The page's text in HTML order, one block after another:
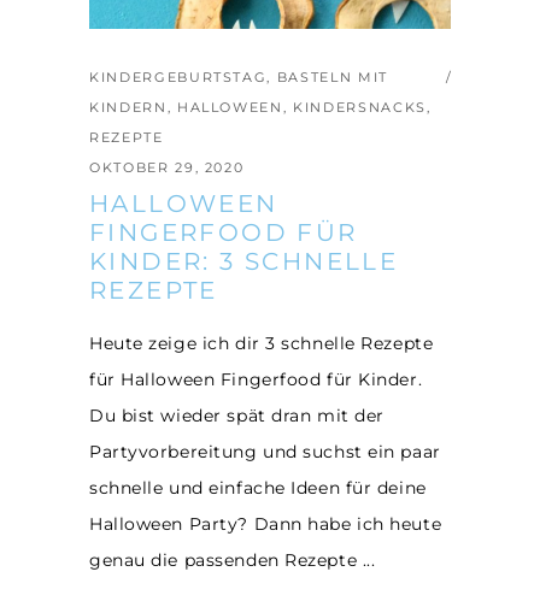
KINDERGEBURTSTAG, BASTELN MIT
KINDERN , HALLOWEEN , KINDERSNACKS,
REZEPTE
OKTOBER 29, 2020
HALLOWEEN
FINGERFOOD FÜR
KINDER: 3 SCHNELLE
REZEPTE
Heute zeige ich dir 3 schnelle Rezepte
für Halloween Fingerfood für Kinder.
Du bist wieder spät dran mit der
Partyvorbereitung und suchst ein paar
schnelle und einfache Ideen für deine
Halloween Party? Dann habe ich heute
genau die passenden Rezepte